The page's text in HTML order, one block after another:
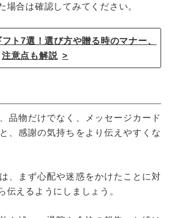
場合は確認してみてください。
ト7選！選び方や贈る時のマナー、
注意点も解説
品物だけでなく、メッセージカード
、感謝の気持ちをより伝えやすくな
、まず心配や迷惑をかけたことに対
伝えるようにしましょう。